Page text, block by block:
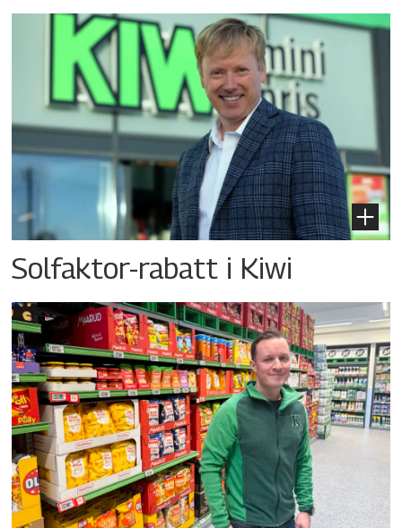
Solfaktor-rabatt i Kiwi